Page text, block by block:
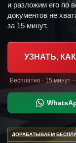
и разложим его по
документов не
за 15 минут.
УЗНАТЬ,
Бесплатно · 15 минут
ДОРАБАТЫВАЕМ